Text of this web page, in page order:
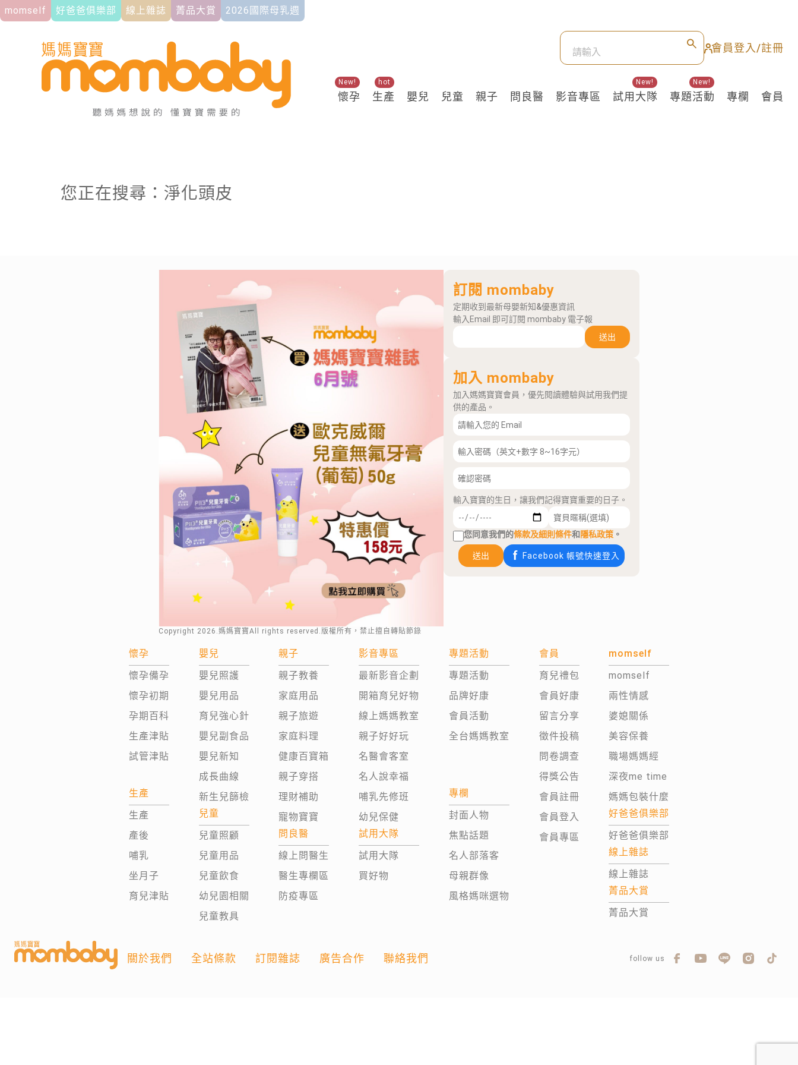
momself 好爸爸俱樂部 線上雜誌 菁品大賞 2026國際母乳週
會員登入/註冊
懷孕
New!
生產
hot
嬰兒 兒童 親子 問良醫 影音專區 試用大隊
New!
專題活動
New!
專欄 會員
關鍵熱搜
您正在搜尋：淨化頭皮
Copyright 2026 .媽媽寶寶All rights reserved.版權所有，禁止擅自轉貼節錄
訂閱 mombaby
定期收到最新母嬰新知&優惠資訊
輸入Email 即可訂閱 mombaby 電子報
送出
加入 mombaby
加入媽媽寶寶會員，優先閱讀體驗與試用我們提
供的產品。
輸入寶寶的生日，讓我們記得寶寶重要的日子。
您同意我們的條款及細則條件和隱私政策 。
送出 Facebook 帳號快速登入
懷孕
懷孕備孕
懷孕初期
孕期百科
生產津貼
試管津貼
生產
生產
產後
哺乳
坐月子
育兒津貼
嬰兒
嬰兒照護
嬰兒用品
育兒強心針
嬰兒副食品
嬰兒新知
成長曲線
新生兒篩檢
兒童
兒童照顧
兒童用品
兒童飲食
幼兒園相關
兒童教具
親子
親子教養
家庭用品
親子旅遊
家庭料理
健康百寶箱
親子穿搭
理財補助
寵物寶寶
問良醫
線上問醫生
醫生專欄區
防疫專區
影音專區
最新影音企劃
開箱育兒好物
線上媽媽教室
親子好好玩
名醫會客室
名人說幸福
哺乳先修班
幼兒保健
試用大隊
試用大隊
買好物
專題活動
專題活動
品牌好康
會員活動
全台媽媽教室
專欄
封面人物
焦點話題
名人部落客
母親群像
風格媽咪選物
會員
育兒禮包
會員好康
留言分享
徵件投稿
問卷調查
得獎公告
會員註冊
會員登入
會員專區
momself
momself
兩性情感
婆媳關係
美容保養
職場媽媽經
深夜me time
媽媽包裝什麼
好爸爸俱樂部
好爸爸俱樂部
線上雜誌
線上雜誌
菁品大賞
菁品大賞
關於我們 全站條款 訂閱雜誌 廣告合作 聯絡我們 follow us